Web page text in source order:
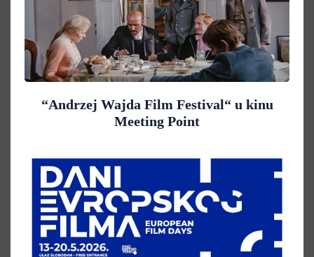
“Andrzej Wajda Film Festival“ u kinu
Meeting Point